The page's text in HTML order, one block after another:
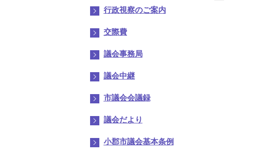
行政視察のご案内
交際費
議会事務局
議会中継
市議会会議録
議会だより
小郡市議会基本条例